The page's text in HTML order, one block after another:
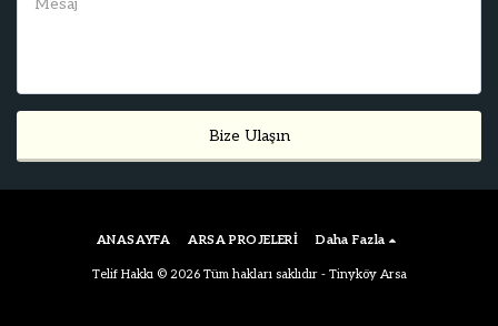
Bize Ulaşın
ANASAYFA ARSA PROJELERİ Daha Fazla
Telif Hakkı © 2026 Tüm hakları saklıdır - Tinyköy Arsa